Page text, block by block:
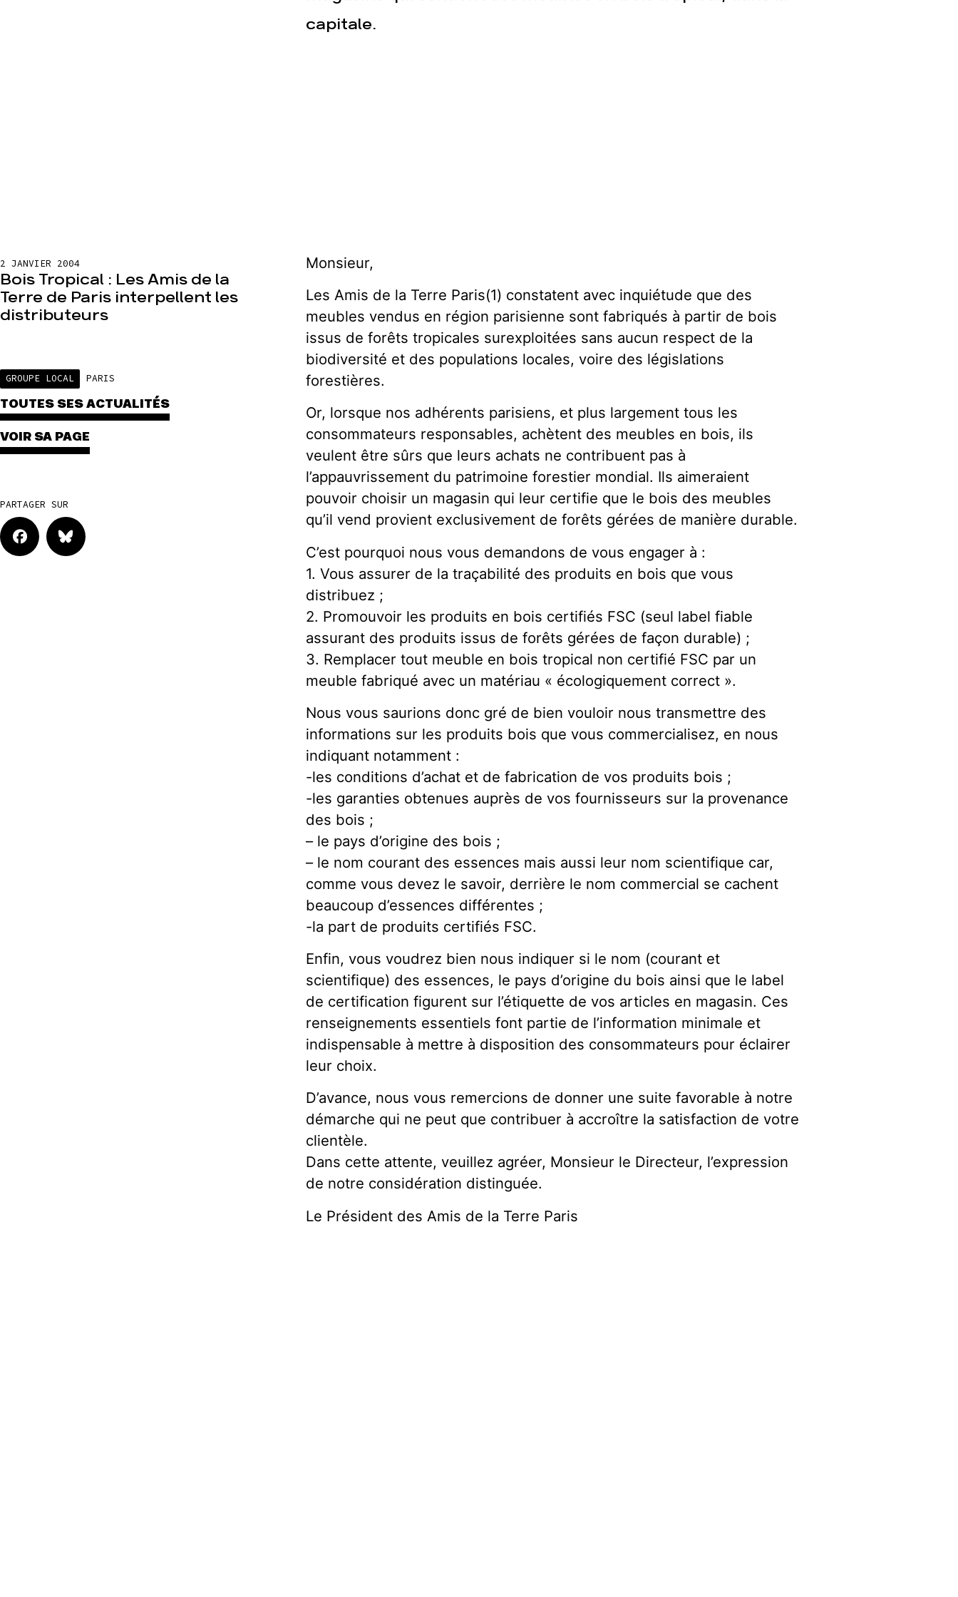
capitale.
2 JANVIER 2004
Bois Tropical : Les Amis de la
Terre de Paris interpellent les
distributeurs
GROUPE LOCAL PARIS
TOUTES SES ACTUALITÉS
VOIR SA PAGE
PARTAGER SUR
Monsieur,
Les Amis de la Terre Paris(1) constatent avec inquiétude que des
meubles vendus en région parisienne sont fabriqués à partir de bois
issus de forêts tropicales surexploitées sans aucun respect de la
biodiversité et des populations locales, voire des législations
forestières.
Or, lorsque nos adhérents parisiens, et plus largement tous les
consommateurs responsables, achètent des meubles en bois, ils
veulent être sûrs que leurs achats ne contribuent pas à
l’appauvrissement du patrimoine forestier mondial. Ils aimeraient
pouvoir choisir un magasin qui leur certifie que le bois des meubles
qu’il vend provient exclusivement de forêts gérées de manière durable.
C’est pourquoi nous vous demandons de vous engager à :
1. Vous assurer de la traçabilité des produits en bois que vous
distribuez ;
2. Promouvoir les produits en bois certifiés FSC (seul label fiable
assurant des produits issus de forêts gérées de façon durable) ;
3. Remplacer tout meuble en bois tropical non certifié FSC par un
meuble fabriqué avec un matériau « écologiquement correct ».
Nous vous saurions donc gré de bien vouloir nous transmettre des
informations sur les produits bois que vous commercialisez, en nous
indiquant notamment :
-les conditions d’achat et de fabrication de vos produits bois ;
-les garanties obtenues auprès de vos fournisseurs sur la provenance
des bois ;
– le pays d’origine des bois ;
– le nom courant des essences mais aussi leur nom scientifique car,
comme vous devez le savoir, derrière le nom commercial se cachent
beaucoup d’essences différentes ;
-la part de produits certifiés FSC.
Enfin, vous voudrez bien nous indiquer si le nom (courant et
scientifique) des essences, le pays d’origine du bois ainsi que le label
de certification figurent sur l’étiquette de vos articles en magasin. Ces
renseignements essentiels font partie de l’information minimale et
indispensable à mettre à disposition des consommateurs pour éclairer
leur choix.
D’avance, nous vous remercions de donner une suite favorable à notre
démarche qui ne peut que contribuer à accroître la satisfaction de votre
clientèle.
Dans cette attente, veuillez agréer, Monsieur le Directeur, l’expression
de notre considération distinguée.
Le Président des Amis de la Terre Paris